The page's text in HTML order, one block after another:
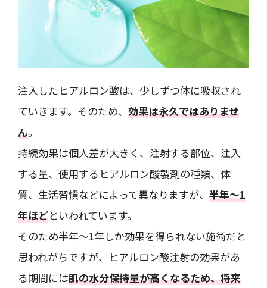
注入したヒアルロン酸は、少しずつ体に吸収され
ていきます。そのため、 効果は永久ではありませ
ん。
持続効果は個人差が大きく、注射する部位、注入
する量、使用するヒアルロン酸製剤の種類、体
質、生活習慣などによって異なりますが、 半年～1
年ほどといわれています。
そのため半年～1年しか効果を得られない施術だと
思われがちですが、ヒアルロン酸注射の効果があ
る期間には肌の水分保持量が高くなるため、将来